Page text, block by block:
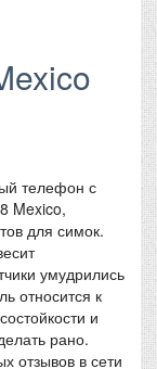
телефон с
Mexico,
для симок.
умудрились
относится к
и
рано.
отзывов в сети